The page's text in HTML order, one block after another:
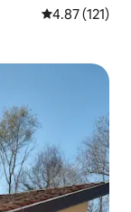
Calificación
4.87 (121)